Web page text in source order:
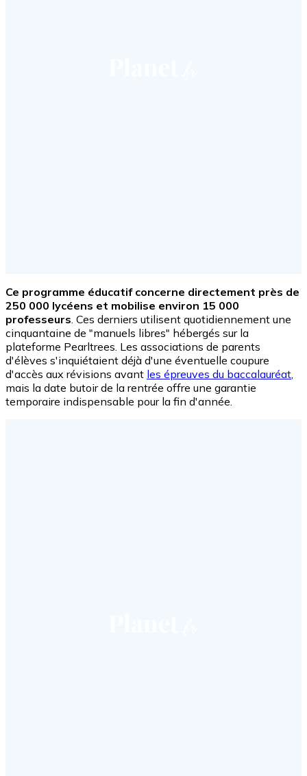
Ce programme éducatif concerne directement près de
250 000 lycéens et mobilise environ 15 000
professeurs . Ces derniers utilisent quotidiennement une
cinquantaine de "manuels libres" hébergés sur la
plateforme Pearltrees. Les associations de parents
d'élèves s'inquiétaient déjà d'une éventuelle coupure
d'accès aux révisions avant les épreuves du baccalauréat
mais la date butoir de la rentrée offre une garantie
temporaire indispensable pour la fin d'année.